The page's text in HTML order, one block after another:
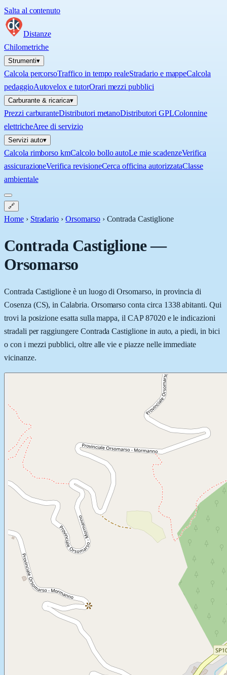
Salta al contenuto
Distanze
Chilometriche
Strumenti▾
Calcola percorsoTraffico in tempo realeStradario e mappeCalcola
pedaggioAutovelox e tutorOrari mezzi pubblici
Carburante & ricarica▾
Prezzi carburanteDistributori metanoDistributori GPLColonnine
elettricheAree di servizio
Servizi auto▾
Calcola rimborso kmCalcolo bollo autoLe mie scadenzeVerifica
assicurazioneVerifica revisioneCerca officina autorizzataClasse
ambientale
🔗
Home › Stradario › Orsomarso › Contrada Castiglione
Contrada Castiglione—
Orsomarso
Contrada Castiglione è un luogo di Orsomarso, in provincia di
Cosenza (CS), in Calabria. Orsomarso conta circa 1338 abitanti. Qui
trovi la posizione esatta sulla mappa, il CAP 87020 e le indicazioni
stradali per raggiungere Contrada Castiglione in auto, a piedi, in bici
o con i mezzi pubblici, oltre alle vie e piazze nelle immediate
vicinanze.